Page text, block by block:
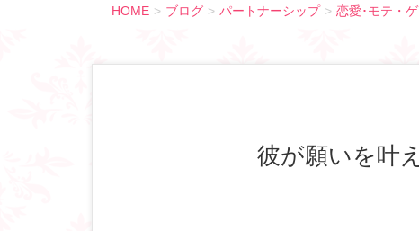
HOME ブログ パートナーシップ 恋愛･モテ・
彼が願いを